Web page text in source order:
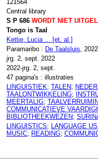
121564
Central library
S P 686WORDT NIET
Tongo is Taal
Kettie, Lucia ... [et. al.]
Paramaribo : De Taalsluis, 2022
jrg. 2, sept. 2022
2022-jrg. 2, sept.
47 pagina's : illustraties
LINGUISTIEK; TALEN;
TAALONTWIKKELING;
MEERTALIG;
COMMUNICATIEVE
BIBLIOTHEEKWEZEN;
LINGUISTICS; LANGUAGE
MUSIC; READING;